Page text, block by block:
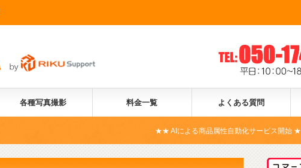
各種写真撮影 料金一覧 よくある質問
★★ AIによる商品属性自動化サービス開始 ★★